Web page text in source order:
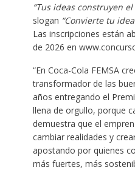
“Tus ideas construyen
slogan “Convierte tu
Las inscripciones están
de 2026 en
“En Coca-Cola FEMSA
transformador de las
años entregando el
llena de orgullo, porque
demuestra que el
cambiar realidades y
apostando por quienes
más fuertes, más